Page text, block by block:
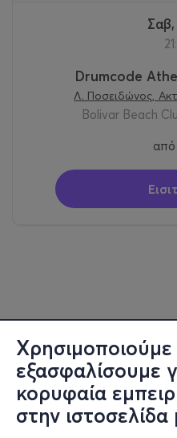
εξασφαλίσουμε
κορυφαία
στην ιστοσελίδα
Drumcode
Λ. Ποσειδώνος,
Bolivar Beach
από